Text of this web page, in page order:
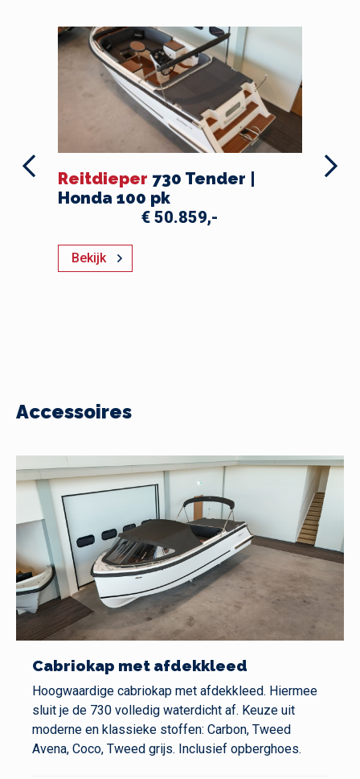
Reitdieper 730 Tender |
Honda 100 pk
€ 50.859,-
Bekijk
Accessoires
Cabriokap met afdekkleed
Hoogwaardige cabriokap met afdekkleed. Hiermee
sluit je de 730 volledig waterdicht af. Keuze uit
moderne en klassieke stoffen: Carbon, Tweed
Avena, Coco, Tweed grijs. Inclusief opberghoes.